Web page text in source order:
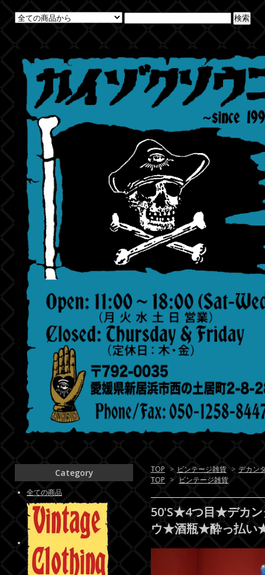
TOP > ビンテージ雑貨 > デカン
TOP > ビンテージ雑貨
50'S★4つ目★デカ
ウ★酒瓶★酔っ払
Category
全ての商品